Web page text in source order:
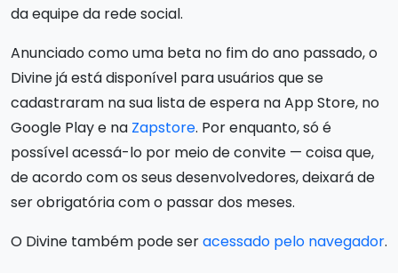
da equipe da rede social.
Anunciado como uma beta no fim do ano passado, o
Divine já está disponível para usuários que se
cadastraram na sua lista de espera na App Store, no
Google Play e na Zapstore. Por enquanto, só é
possível acessá-lo por meio de convite — coisa que,
de acordo com os seus desenvolvedores, deixará de
ser obrigatória com o passar dos meses.
O Divine também pode seracessado pelo navegador.